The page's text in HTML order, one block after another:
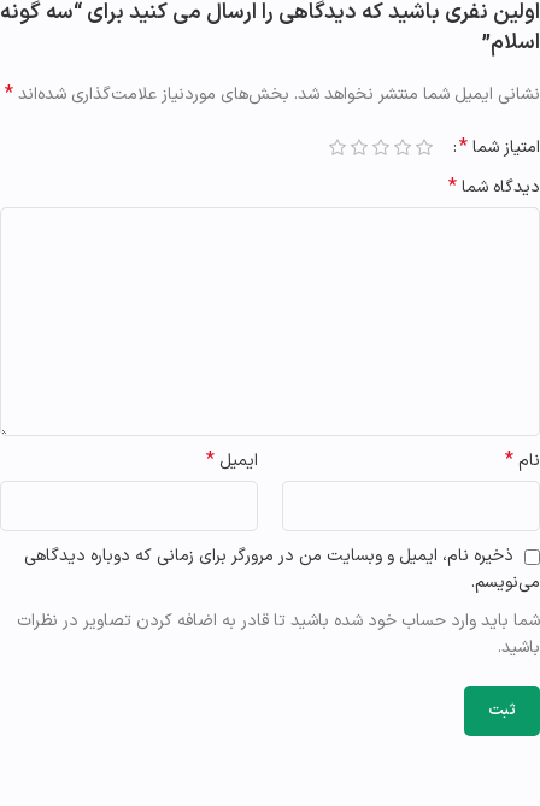
اولین نفری باشید که دیدگاهی را ارسال می کنید برای “سه گونه
اسلام”
نشانی ایمیل شما منتشر نخواهد شد. بخش‌های موردنیاز علامت‌گذاری شده‌اند*
امتیاز شما*
دیدگاه شما*
نام* ایمیل *
ذخیره نام، ایمیل و وبسایت من در مرورگر برای زمانی که دوباره دیدگاهی
می‌نویسم.
شما باید وارد حساب خود شده باشید تا قادر به اضافه کردن تصاویر در نظرات
باشید.